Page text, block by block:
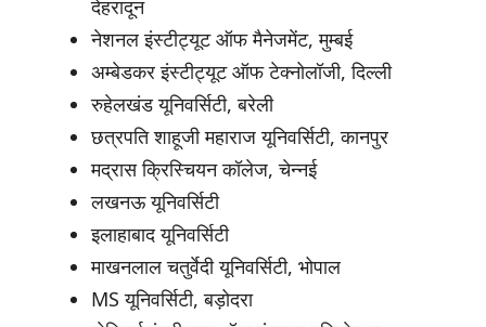
देहरादून
नेशनल इंस्टीट्यूट ऑफ मैनेजमेंट, मुम्बई
अम्बेडकर इंस्टीट्यूट ऑफ टेक्नोलॉजी, दिल्ली
रुहेलखंड यूनिवर्सिटी, बरेली
छत्रपति शाहूजी महाराज यूनिवर्सिटी, कानपुर
मद्रास क्रिस्चियन कॉलेज, चेन्नई
लखनऊ यूनिवर्सिटी
इलाहाबाद यूनिवर्सिटी
माखनलाल चतुर्वेदी यूनिवर्सिटी, भोपाल
MS यूनिवर्सिटी, बड़ोदरा